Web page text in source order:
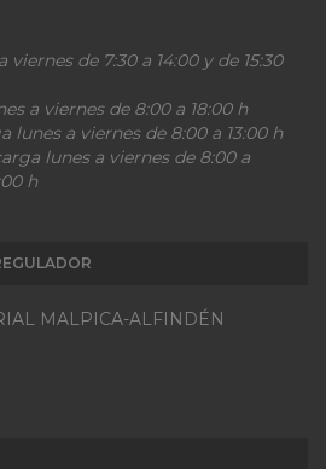
de 7:30 a 14:00 y de 15:30
a viernes de 8:00 a 18:00 h
lunes a viernes de 8:00 a 13:00 h
lunes a viernes de 8:00 a
h
MALPICA-ALFINDÉN